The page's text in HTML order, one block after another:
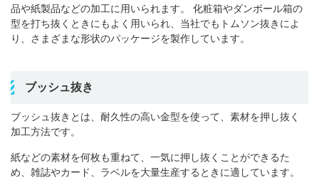
品や紙製品などの加工に用いられます。
化粧箱やダンボール箱の
型を打ち抜くときにもよく用いられ、当社でもトムソン抜きによ
り、さまざまな形状のパッケージを製作しています。
ブッシュ抜き
ブッシュ抜きとは、耐久性の高い金型を使って、素材を押し抜く
加工方法です。
紙などの素材を何枚も重ねて、一気に押し抜くことができるた
め、雑誌やカード、ラベルを大量生産するときに適しています。